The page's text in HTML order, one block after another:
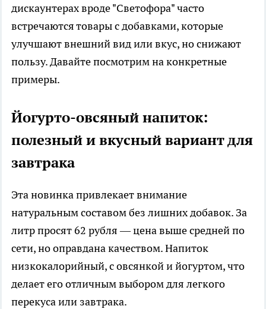
дискаунтерах вроде "Светофора" часто
встречаются товары с добавками, которые
улучшают внешний вид или вкус, но снижают
пользу. Давайте посмотрим на конкретные
примеры.
Йогурто-овсяный напиток:
полезный и вкусный вариант для
завтрака
Эта новинка привлекает внимание
натуральным составом без лишних добавок. За
литр просят 62 рубля — цена выше средней по
сети, но оправдана качеством. Напиток
низкокалорийный, с овсянкой и йогуртом, что
делает его отличным выбором для легкого
перекуса или завтрака.